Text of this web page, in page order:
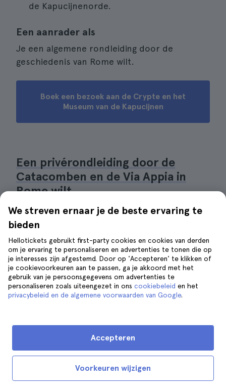
de Kapucijnenorde.
Een aanrader als
Je een algemene rondleiding door de
geschiedenis van Rome wilt.
Boek een bezoek aan de Crypte en het
Museum van de Kapucijnen
Een privérondleiding door de
Catacomben en de Via Appia in
Rome wilt
We streven ernaar je de beste ervaring te
bieden
Hellotickets gebruikt first-party cookies en cookies van derden
om je ervaring te personaliseren en advertenties te tonen die op
je interesses zijn afgestemd. Door op 'Accepteren' te klikken of
je cookievoorkeuren aan te passen, ga je akkoord met het
gebruik van je persoonsgegevens om advertenties te
personaliseren zoals uiteengezet in ons cookiebeleid en het
privacybeleid en de algemene voorwaarden van Google.
Voorkeuren wijzigen
Accepteren